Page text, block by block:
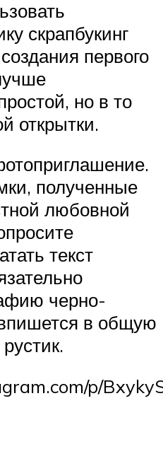
скрапбукинг
первого
но в то
открытки.
полученные
любовной
текст
черно-
в общую
p/